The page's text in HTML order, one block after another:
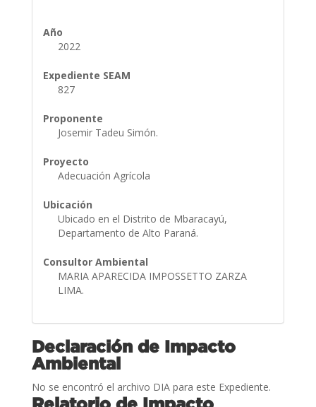
Año
2022
Expediente SEAM
827
Proponente
Josemir Tadeu Simón.
Proyecto
Adecuación Agrícola
Ubicación
Ubicado en el Distrito de Mbaracayú,
Departamento de Alto Paraná.
Consultor Ambiental
MARIA APARECIDA IMPOSSETTO ZARZA
LIMA.
Declaración de Impacto
Ambiental
No se encontró el archivo DIA para este Expediente.